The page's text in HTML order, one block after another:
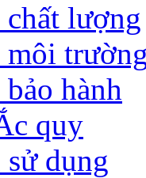
chất lượng
môi
hành
quy
dụng